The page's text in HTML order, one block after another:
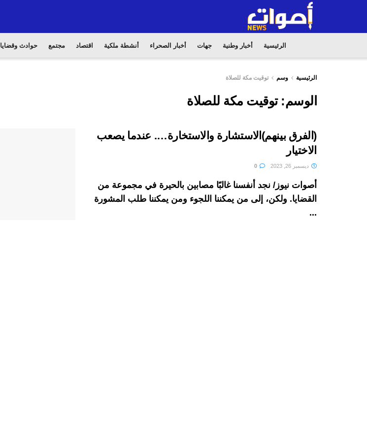
الرئيسية أخبار وطنية جهات أخبار الصحراء أنشطة ملكية اقتصاد مجتمع حوادث وقضايا
الرئيسية وسم توقيت مكة للصلاة
الوسم:توقيت مكة للصلاة
(الفرق بينهم)الاستشارة والاستخارة…. عندما يصعب
الاختيار
ديسمبر 26, 2023
أصوات نيوز/ نجد أنفسنا غالبًا مصابين بالحيرة في مجموعة من
القضايا. ولكن، إلى من يمكننا اللجوء ومن يمكننا طلب المشورة
...